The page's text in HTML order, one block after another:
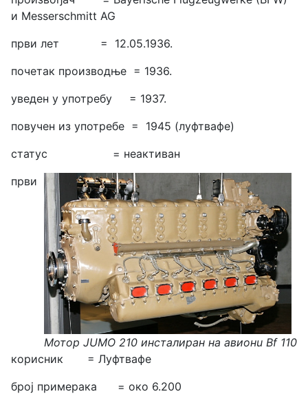
и Messerschmitt AG
први лет = 12.05.1936.
почетак производње = 1936.
уведен у употребу = 1937.
повучен из употребе = 1945 (луфтвафе)
статус = неактиван
Мотор JUMO 210 инсталиран на авионu Bf 110
први
корисник = Луфтвафе
број примерака = око 6.200